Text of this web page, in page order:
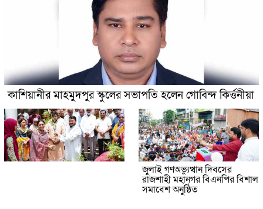
কাশিয়ানীর মাহমুদপুর স্কুলের সভাপতি হলেন গোবিন্দ কির্ত্তনীয়া
জুলাই গণঅভ্যুত্থান দিবসের
রাজশাহী মহানগর বিএনপির বিশাল
সমাবেশ অনুষ্ঠিত